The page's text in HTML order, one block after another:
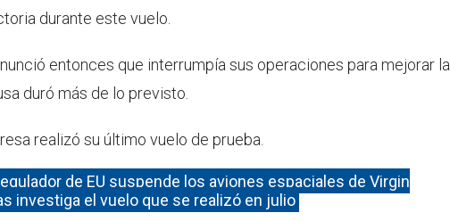
durante este vuelo.
entonces que interrumpía sus operaciones para mejorar la
duró más de lo previsto.
realizó su último vuelo de prueba.
de EU suspende los aviones espaciales de Virgin
investiga el vuelo que se realizó en julio